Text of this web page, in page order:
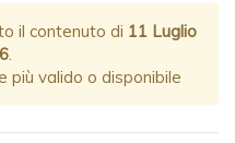
il contenuto di 11 Luglio
.
più valido o disponibile